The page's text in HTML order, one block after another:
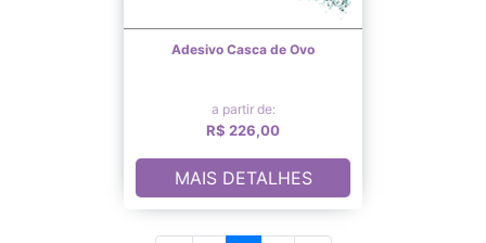
Adesivo Casca de Ovo
a partir de:
R$ 226,00
MAIS DETALHES